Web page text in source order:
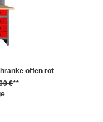
offen rot
€**